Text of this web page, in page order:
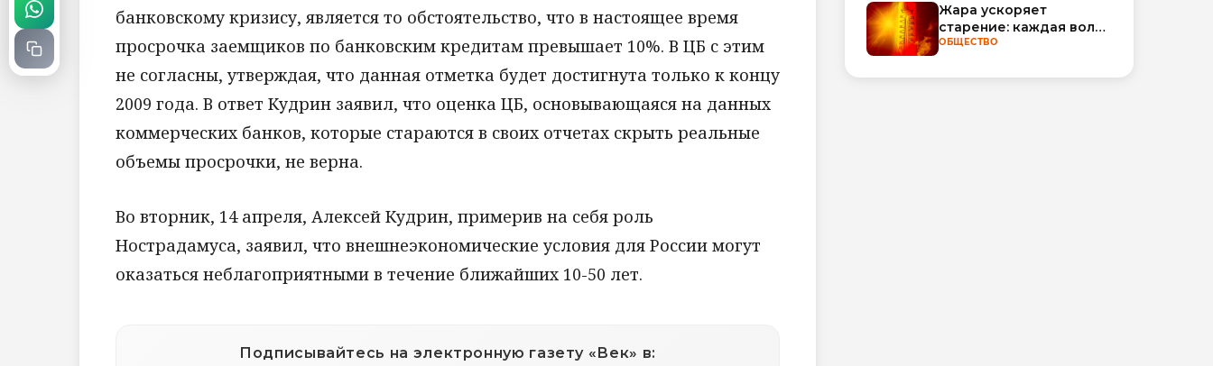
банковскому кризису, является то обстоятельство, что в настоящее время
просрочка заемщиков по банковским кредитам превышает 10%. В ЦБ с этим
не согласны, утверждая, что данная отметка будет достигнута только к концу
2009 года. В ответ Кудрин заявил, что оценка ЦБ, основывающаяся на данных
коммерческих банков, которые стараются в своих отчетах скрыть реальные
объемы просрочки, не верна.
Во вторник, 14 апреля, Алексей Кудрин, примерив на себя роль
Нострадамуса, заявил, что внешнеэкономические условия для России могут
оказаться неблагоприятными в течение ближайших 10-50 лет.
Подписывайтесь на электронную газету «Век» в:
Жара ускоряет
старение: каждая волна
тепла добавляет
биологического
ОБЩЕСТВО